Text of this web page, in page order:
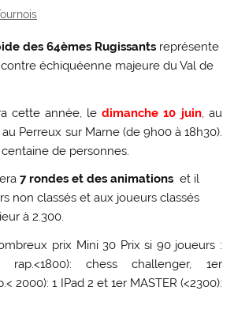
des 64èmes Rugissants représente
échiquéenne majeure du Val de
cette année, ledimanche 10 juin, au
Perreux sur Marne (de 9h00 à 18h30).
de personnes.
7 rondes et des animations et il
non classés et aux joueurs classés
à 2.300.
prix Mini 30 Prix si 90 joueurs :
rap.<1800): chess challenger, 1er
2000): 1 IPad 2 et 1er MASTER (<2300):